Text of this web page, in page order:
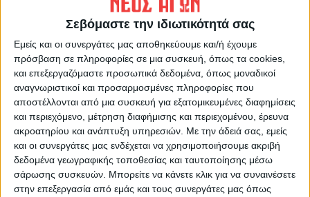
Σεβόμαστε την ιδιωτικότητά σας
Εμείς και οι συνεργάτες μας αποθηκεύουμε και/ή έχουμε
πρόσβαση σε πληροφορίες σε μια συσκευή, όπως τα cookies,
και επεξεργαζόμαστε προσωπικά δεδομένα, όπως μοναδικοί
αναγνωριστικοί και προσαρμοσμένες πληροφορίες που
αποστέλλονται από μια συσκευή για εξατομικευμένες διαφημίσεις
και περιεχόμενο, μέτρηση διαφήμισης και περιεχομένου, έρευνα
ακροατηρίου και ανάπτυξη υπηρεσιών. Με την άδειά σας, εμείς
και οι συνεργάτες μας ενδέχεται να χρησιμοποιήσουμε ακριβή
δεδομένα γεωγραφικής τοποθεσίας και ταυτοποίησης μέσω
σάρωσης συσκευών. Μπορείτε να κάνετε κλικ για να συναινέσετε
στην επεξεργασία από εμάς και τους συνεργάτες μας όπως
Δημοσιογραφική Ομάδα ΝΕΟΣ ΑΓΩΝ
Η Αρχαιότερη Καθημερινή Πρωινή Εφημερίδα της Καρδίτσας
ΠΑΡΟΜΟΙΑ ΑΡΘΡΑ